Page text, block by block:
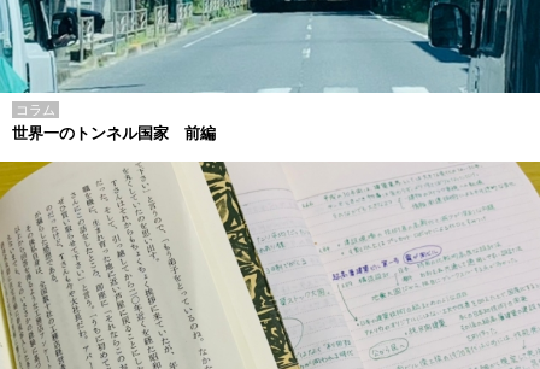
コラム
世界一のトンネル国家 前編